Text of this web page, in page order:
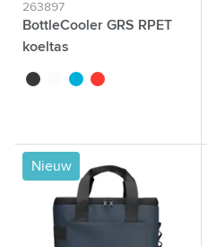
263897
BottleCooler GRS RPET
koeltas
noir blancbleu rouge
Nieuw